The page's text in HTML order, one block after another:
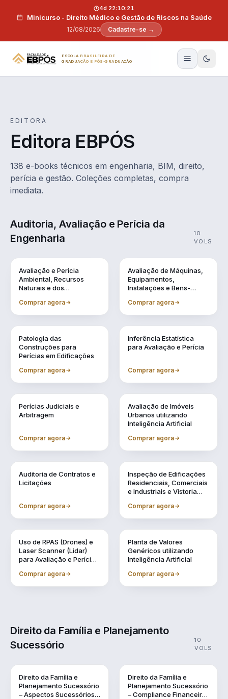
Minicurso - Direito Médico e Gestão de Riscos na Saúde
12/08/2026
4d 22:10:20
Cadastre-se →
ESCOLA BRASILEIRA DE
GRADUAÇÃO E PÓS-GRADUAÇÃO
EDITORA
Editora EBPÓS
138 e-books técnicos em engenharia, BIM, direito,
perícia e gestão. Coleções completas, compra
imediata.
Auditoria, Avaliação e Perícia da
Engenharia
10
VOLS
Avaliação e Perícia
Ambiental, Recursos
Naturais e dos
Comprar agora
Avaliação de Máquinas,
Equipamentos,
Instalações e Bens-
Comprar agora
Patologia das
Construções para
Perícias em Edificações
Comprar agora
Inferência Estatística
para Avaliação e Perícia
Comprar agora
Vol. 4
Perícias Judiciais e
Arbitragem
Comprar agora
Avaliação de Imóveis
Urbanos utilizando
Inteligência Artificial
Comprar agora
Auditoria de Contratos e
Licitações
Comprar agora
Inspeção de Edificações
Residenciais, Comerciais
e Industriais e Vistoria
Comprar agora
Uso de RPAS (Drones) e
Laser Scanner (Lidar)
para Avaliação e Perícia
Comprar agora
Planta de Valores
Genéricos utilizando
Inteligência Artificial
Comprar agora
Direito da Família e Planejamento
Sucessório
10
VOLS
Direito da Família e
Planejamento Sucessório
– Aspectos Sucessórios
Direito da Família e
Planejamento Sucessório
– Compliance Financeiro